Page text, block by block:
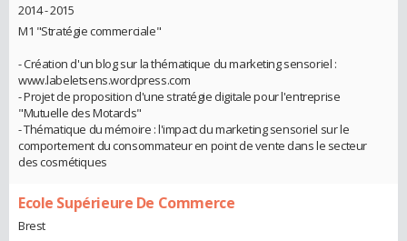
2014 - 2015
M1 "Stratégie commerciale"
- Création d'un blog sur la thématique du marketing sensoriel :
www.labeletsens.wordpress.com
- Projet de proposition d'une stratégie digitale pour l'entreprise
"Mutuelle des Motards"
- Thématique du mémoire : l'impact du marketing sensoriel sur le
comportement du consommateur en point de vente dans le secteur
des cosmétiques
Ecole Supérieure De Commerce
Brest